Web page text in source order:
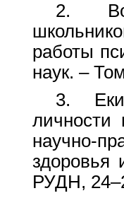
2.
работы
наук. –
3.
научно-
здоровья
РУДН,